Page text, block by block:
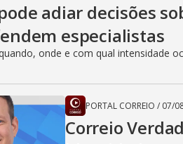
adiar decisões
especialistas
onde e com qual intensidade
PORTAL CORREIO / 07/
Correio